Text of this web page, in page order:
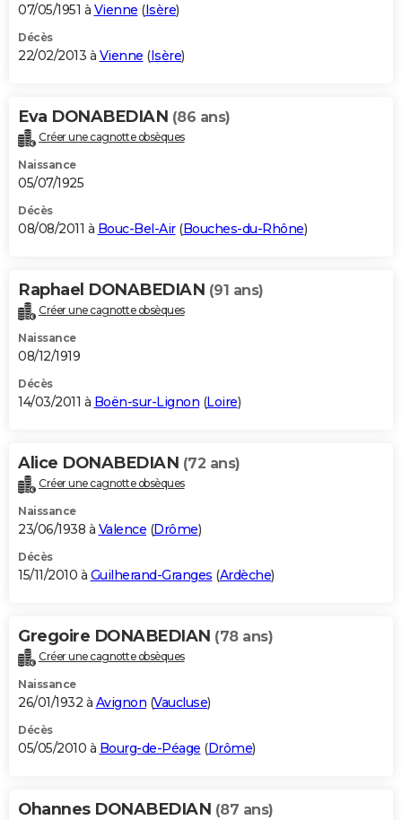
07/05/1951 à Vienne (Isère)
Décès
22/02/2013 à Vienne (Isère)
Eva DONABEDIAN (86 ans)
Créer une cagnotte obsèques
Naissance
05/07/1925
Décès
08/08/2011 à Bouc-Bel-Air(Bouches-du-Rhône)
Raphael DONABEDIAN (91 ans)
Créer une cagnotte obsèques
Naissance
08/12/1919
Décès
14/03/2011 à Boën-sur-Lignon (Loire)
Alice DONABEDIAN (72 ans)
Créer une cagnotte obsèques
Naissance
23/06/1938 à Valence (Drôme)
Décès
15/11/2010 à Guilherand-Granges (Ardèche)
Gregoire DONABEDIAN (78 ans)
Créer une cagnotte obsèques
Naissance
26/01/1932 à Avignon (Vaucluse)
Décès
05/05/2010 à Bourg-de-Péage (Drôme)
Ohannes DONABEDIAN (87 ans)